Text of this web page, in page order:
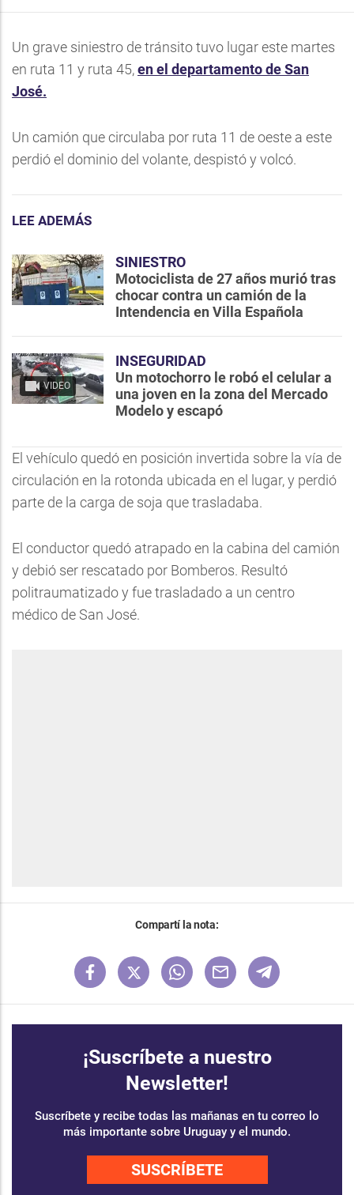
Un grave siniestro de tránsito tuvo lugar este martes
en ruta 11 y ruta 45,en el departamento de San
José.
Un camión que circulaba por ruta 11 de oeste a este
perdió el dominio del volante, despistó y volcó.
LEE ADEMÁS
SINIESTRO
Motociclista de 27 años murió tras
chocar contra un camión de la
Intendencia en Villa Española
VIDEO
INSEGURIDAD
Un motochorro le robó el celular a
una joven en la zona del Mercado
Modelo y escapó
El vehículo quedó en posición invertida sobre la vía de
circulación en la rotonda ubicada en el lugar, y perdió
parte de la carga de soja que trasladaba.
El conductor quedó atrapado en la cabina del camión
y debió ser rescatado por Bomberos. Resultó
politraumatizado y fue trasladado a un centro
médico de San José.
Compartí la nota:
¡Suscríbete a nuestro
Newsletter!
Suscríbete y recibe todas las mañanas en tu correo lo
más importante sobre Uruguay y el mundo.
SUSCRÍBETE